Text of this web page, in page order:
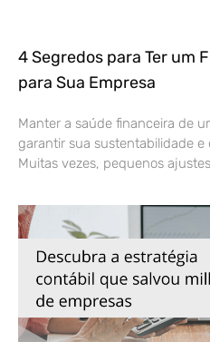
4 Segredos para Ter um
para Sua Empresa
Manter a saúde financeira de
garantir sua sustentabilidade
Muitas vezes, pequenos